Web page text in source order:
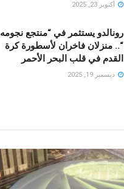
أكتوبر 23, 2025
رونالدو يستثمر في “منتجع نجومه
“.. منزلان فاخران لأسطورة كرة
القدم في قلب البحر الأحمر
ديسمبر 19, 2025